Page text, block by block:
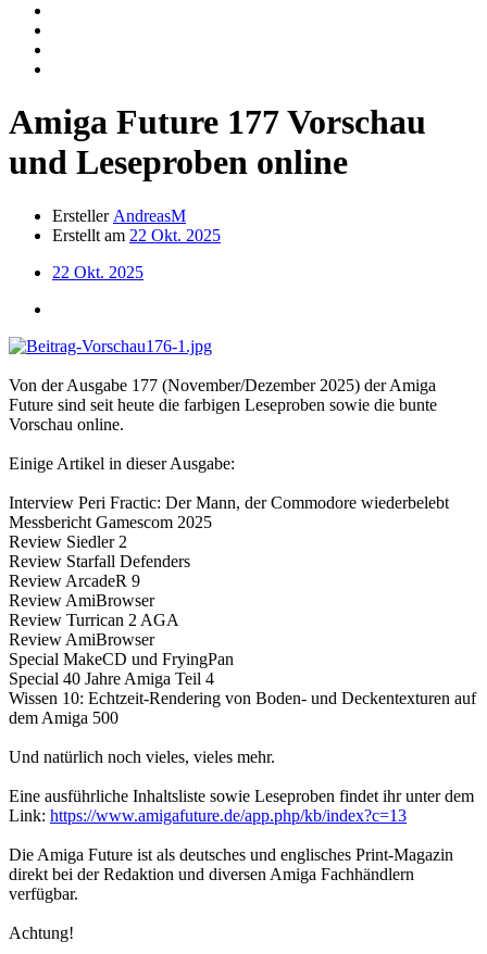
Amiga Future 177 Vorschau
und Leseproben online
Ersteller AndreasM
Erstellt am 22 Okt. 2025
22 Okt. 2025
Von der Ausgabe 177 (November/Dezember 2025) der Amiga
Future sind seit heute die farbigen Leseproben sowie die bunte
Vorschau online.
Einige Artikel in dieser Ausgabe:
Interview Peri Fractic: Der Mann, der Commodore wiederbelebt
Messbericht Gamescom 2025
Review Siedler 2
Review Starfall Defenders
Review ArcadeR 9
Review AmiBrowser
Review Turrican 2 AGA
Review AmiBrowser
Special MakeCD und FryingPan
Special 40 Jahre Amiga Teil 4
Wissen 10: Echtzeit-Rendering von Boden- und Deckentexturen auf
dem Amiga 500
Und natürlich noch vieles, vieles mehr.
Eine ausführliche Inhaltsliste sowie Leseproben findet ihr unter dem
Link: https://www.amigafuture.de/app.php/kb/index?c=13
Die Amiga Future ist als deutsches und englisches Print-Magazin
direkt bei der Redaktion und diversen Amiga Fachhändlern
verfügbar.
Achtung!